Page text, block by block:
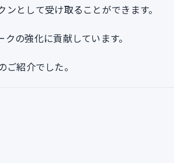
として受け取ることができます。
の強化に貢献しています。
紹介でした。